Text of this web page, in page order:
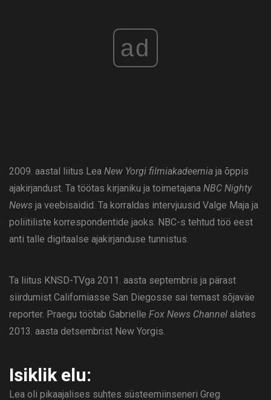
ad
2009. aastal liitus Lea New Yorgi filmiakadeemia ja õppis
ajakirjandust. Ta töötas kirjaniku ja toimetajana NBC Nighty
News ja veebisaidid. Ta korraldas intervjuusid Valge Maja ja
poliitiliste korrespondentide jaoks. NBC-s tehtud töö eest
anti talle digitaalse ajakirjanduse tunnistus.
Ta liitus KNSD-TVga 2011. aasta septembris ja pärast
siirdumist Californiasse San Diegosse sai temast sõjaväe
reporter. Praegu töötab Gabrielle Fox News Channel alates
2013. aasta detsembrist New Yorgis.
Isiklik elu:
Lea oli pikaajalises suhtes süsteemiinseneri Greg